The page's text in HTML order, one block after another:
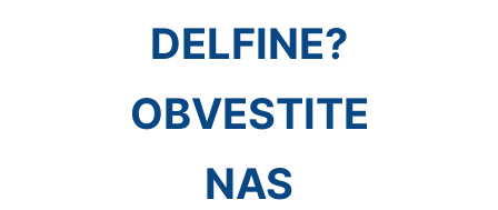
DELFINE?
OBVESTITE
NAS